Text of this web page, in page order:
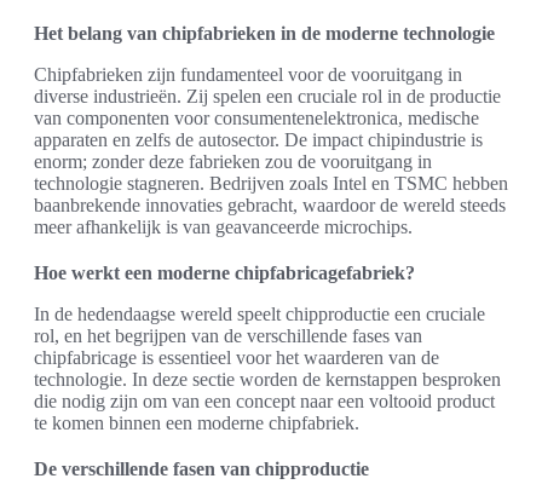
Het belang van chipfabrieken in de moderne technologie
Chipfabrieken zijn fundamenteel voor de vooruitgang in
diverse industrieën. Zij spelen een cruciale rol in de productie
van componenten voor consumentenelektronica, medische
apparaten en zelfs de autosector. De impact chipindustrie is
enorm; zonder deze fabrieken zou de vooruitgang in
technologie stagneren. Bedrijven zoals Intel en TSMC hebben
baanbrekende innovaties gebracht, waardoor de wereld steeds
meer afhankelijk is van geavanceerde microchips.
Hoe werkt een moderne chipfabricagefabriek?
In de hedendaagse wereld speelt chipproductie een cruciale
rol, en het begrijpen van de verschillende fases van
chipfabricage is essentieel voor het waarderen van de
technologie. In deze sectie worden de kernstappen besproken
die nodig zijn om van een concept naar een voltooid product
te komen binnen een moderne chipfabriek.
De verschillende fasen van chipproductie